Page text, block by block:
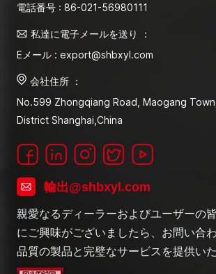
電話番号 : 86-021-56980111
私達に電子メールを送り ：
Eメール : export@shbxyl.com
会社住所 ：
No.599 Zhongqiang Road, Maogang
District Shanghai,China
輸出@shbxyl.com
親愛なるディーラーおよびユーザーの
にご興味がございましたら、お問い合
品質の製品と完璧なサービスを提供いた